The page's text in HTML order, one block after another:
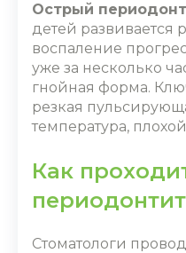
Острый
детей развивается
воспаление
уже за несколько
гнойная форма.
резкая
температура,
Как
Стоматологи